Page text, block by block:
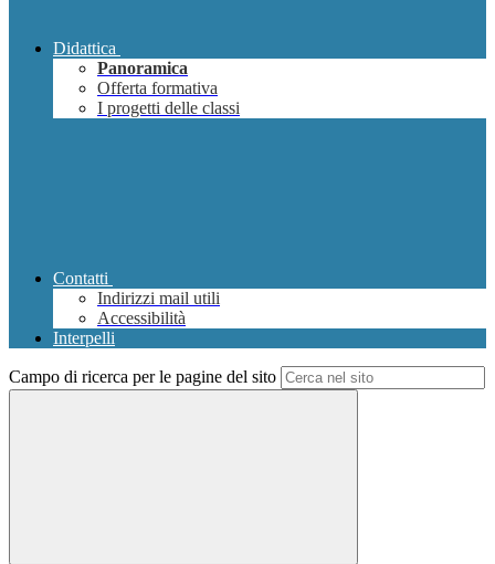
Didattica
Panoramica
Offerta formativa
I progetti delle classi
Contatti
Indirizzi mail utili
Accessibilità
Interpelli
Campo di ricerca per le pagine del sito